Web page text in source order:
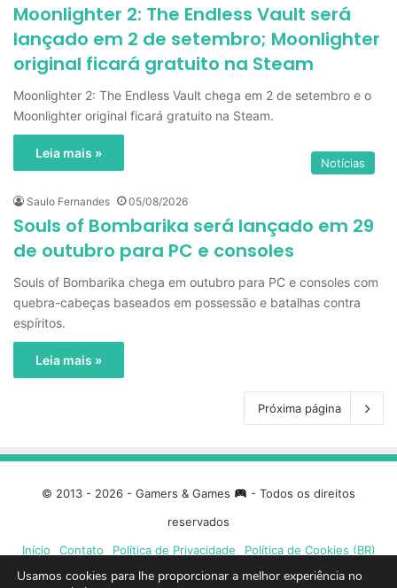
Moonlighter 2: The Endless Vault será
lançado em 2 de setembro; Moonlighter
original ficará gratuito na Steam
Moonlighter 2: The Endless Vault chega em 2 de setembro e o
Moonlighter original ficará gratuito na Steam.
Leia mais »
Notícias
Saulo Fernandes 05/08/2026
Souls of Bombarika será lançado em 29
de outubro para PC e consoles
Souls of Bombarika chega em outubro para PC e consoles com
quebra-cabeças baseados em possessão e batalhas contra
espíritos.
Leia mais »
Próxima página
© 2013 - 2026 - Gamers & Games
- Todos os direitos
reservados
Início
Contato Política de Privacidade Política de Cookies (BR)
Usamos cookies para lhe proporcionar a melhor experiência no